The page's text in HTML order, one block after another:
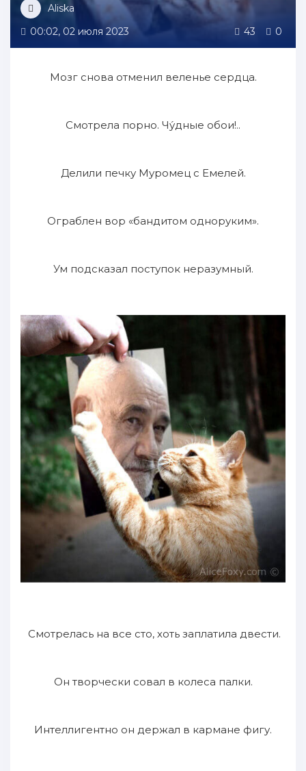
Aliska
00:02, 02 июля 2023
43 0
Мозг снова отменил веленье сердца.
Смотрела порно. Чу́дные обои!..
Делили печку Муромец с Емелей.
Ограблен вор «бандитом одноруким».
Ум подсказал поступок неразумный.
Смотрелась на все сто, хоть заплатила двести.
Он творчески совал в колеса палки.
Интеллигентно он держал в кармане фигу.